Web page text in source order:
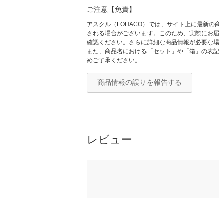
ご注意【免責】
アスクル（LOHACO）では、サイト上に最新
される場合がございます。このため、実際にお
確認ください。さらに詳細な商品情報が必要な
また、商品名における「セット」や「箱」の表
めご了承ください。
商品情報の誤りを報告する
レビュー